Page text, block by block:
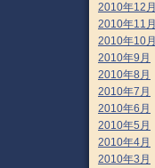
2010年12月
2010年11月
2010年10月
2010年9月
2010年8月
2010年7月
2010年6月
2010年5月
2010年4月
2010年3月